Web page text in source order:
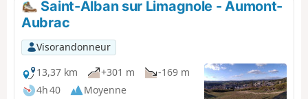
Saint-Alban sur Limagnole - Aumont-
Aubrac
Visorandonneur
13,37 km
+301 m
-169 m
4h 40
Moyenne